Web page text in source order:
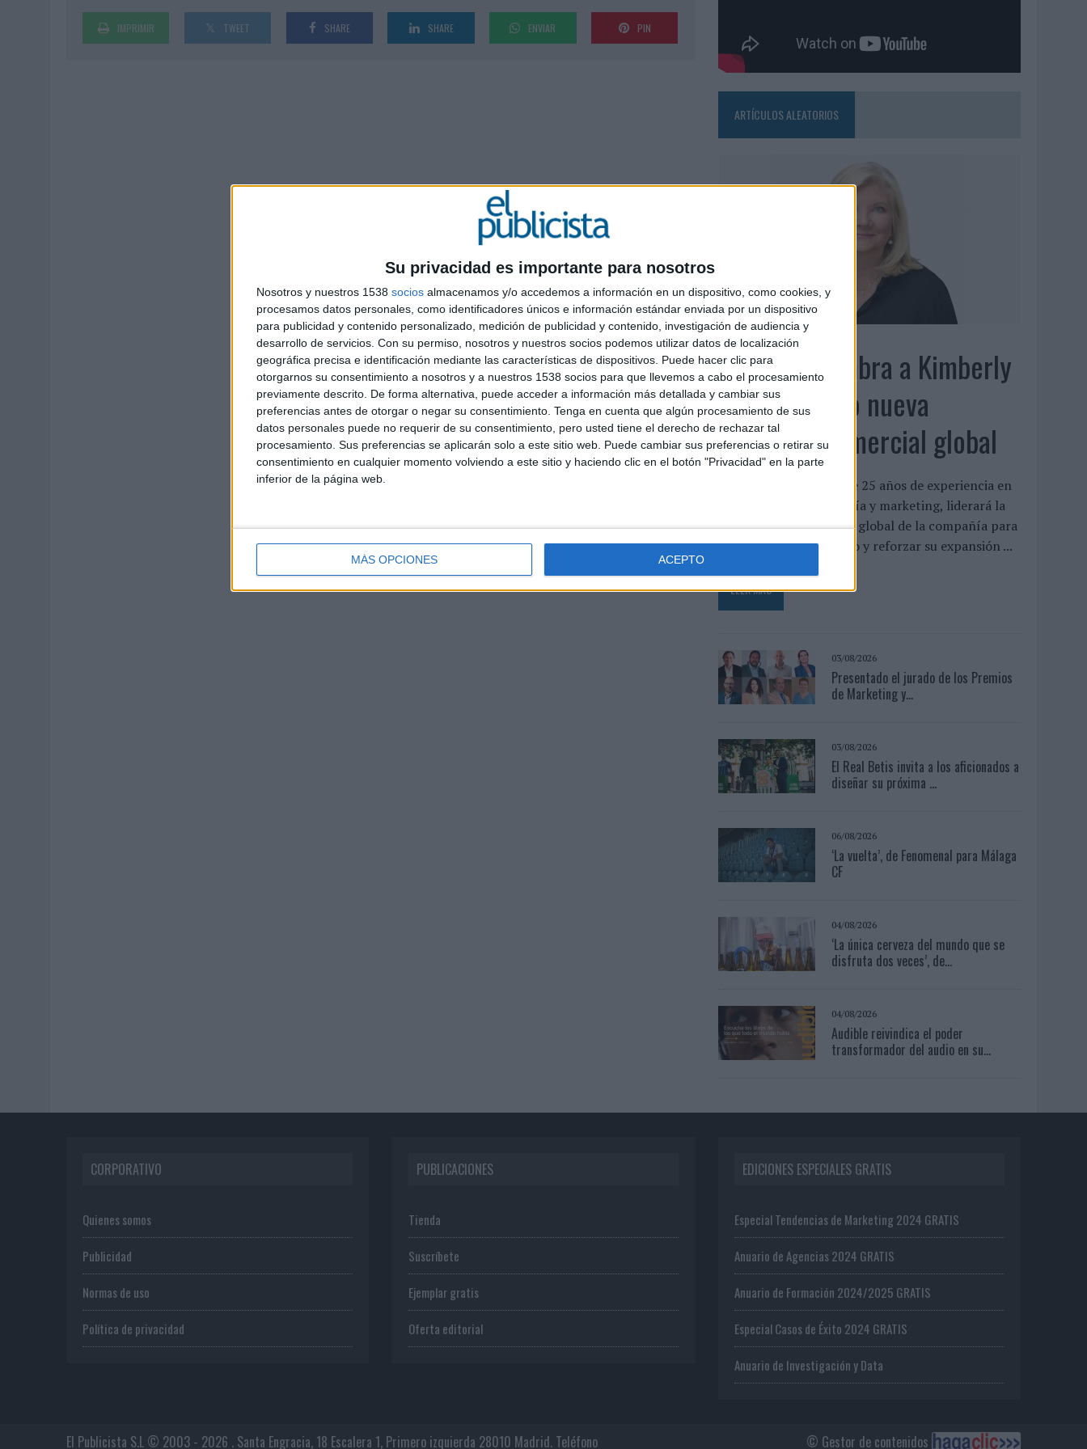
Su privacidad es importante para nosotros
Nosotros y nuestros 1538 socios almacenamos y/o accedemos a información en un dispositivo, como cookies, y
procesamos datos personales, como identificadores únicos e información estándar enviada por un dispositivo
para publicidad y contenido personalizado, medición de publicidad y contenido, investigación de audiencia y
desarrollo de servicios. Con su permiso, nosotros y nuestros socios podemos utilizar datos de localización
geográfica precisa e identificación mediante las características de dispositivos. Puede hacer clic para
otorgarnos su consentimiento a nosotros y a nuestros 1538 socios para que llevemos a cabo el procesamiento
previamente descrito. De forma alternativa, puede acceder a información más detallada y cambiar sus
preferencias antes de otorgar o negar su consentimiento. Tenga en cuenta que algún procesamiento de sus
datos personales puede no requerir de su consentimiento, pero usted tiene el derecho de rechazar tal
procesamiento. Sus preferencias se aplicarán solo a este sitio web. Puede cambiar sus preferencias o retirar su
consentimiento en cualquier momento volviendo a este sitio y haciendo clic en el botón "Privacidad" en la parte
inferior de la página web.
MÁS OPCIONES ACEPTO
03/08/2026 | MOVISTAR APELA A LA ILUSIÓN DE LAS AFICIONES PARA EL REGRESO DEL FÚTBOL
06/08/2026 | ‘LA VUELTA’, DE FENOMENAL PARA MÁLAGA CF
IMPRIMIR TWEET SHARE SHARE ENVIAR PIN
ARTÍCULOS ALEATORIOS
System1 nombra a Kimberly
Bastoni como nueva
directora comercial global
La directiva, con más de 25 años de experiencia en
investigación, tecnología y marketing, liderará la
organización comercial global de la compañía para
impulsar su crecimiento y reforzar su expansión ...
LEER MÁS
03/08/2026
Presentado el jurado de los Premios
de Marketing y...
03/08/2026
El Real Betis invita a los aficionados a
diseñar su próxima ...
06/08/2026
‘La vuelta’, de Fenomenal para Málaga
CF
04/08/2026
‘La única cerveza del mundo que se
disfruta dos veces’, de...
04/08/2026
Audible reivindica el poder
transformador del audio en su...
CORPORATIVO
Quienes somos
Publicidad
Normas de uso
Política de privacidad
PUBLICACIONES
Tienda
Suscríbete
Ejemplar gratis
Oferta editorial
EDICIONES ESPECIALES GRATIS
Especial Tendencias de Marketing 2024 GRATIS
Anuario de Agencias 2024 GRATIS
Anuario de Formación 2024/2025 GRATIS
Especial Casos de Éxito 2024 GRATIS
Anuario de Investigación y Data
© Gestor de contenidos
El Publicista S.L © 2003 - 2026 . Santa Engracia, 18 Escalera 1, Primero izquierda 28010 Madrid. Teléfono